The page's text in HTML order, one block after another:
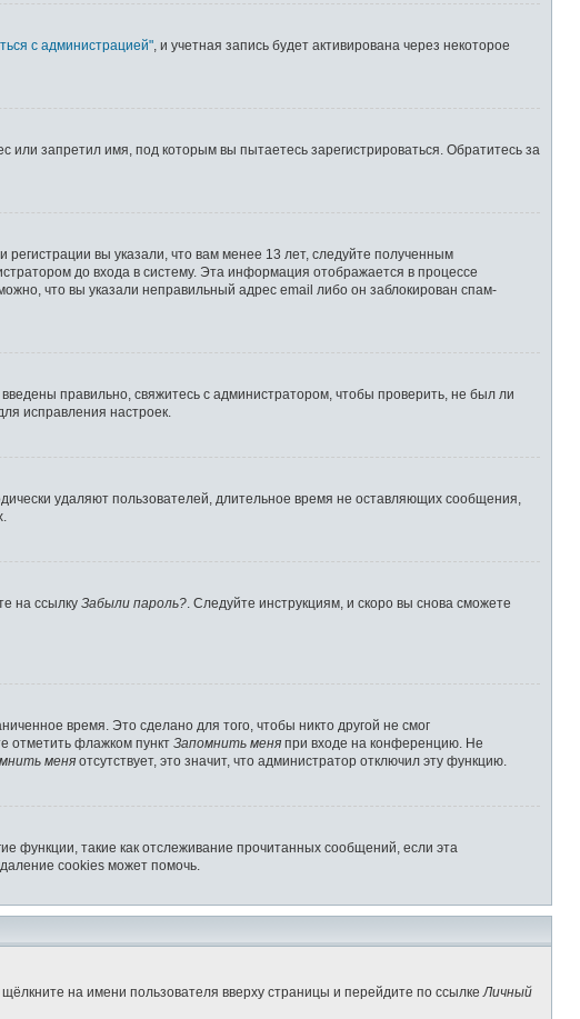
с администрацией" , и учетная запись будет активирована через некоторое
запретил имя, под которым вы пытаетесь зарегистрироваться. Обратитесь за
вы указали, что вам менее 13 лет, следуйте полученным
до входа в систему. Эта информация отображается в процессе
что вы указали неправильный адрес email либо он заблокирован спам-
правильно, свяжитесь с администратором, чтобы проверить, не был ли
исправления настроек.
удаляют пользователей, длительное время не оставляющих сообщения,
на ссылку Забыли пароль? . Следуйте инструкциям, и скоро вы снова сможете
время. Это сделано для того, чтобы никто другой не смог
отметить флажком пункт Запомнить меня при входе на конференцию. Не
меня отсутствует, это значит, что администратор отключил эту функцию.
функции, такие как отслеживание прочитанных сообщений, если эта
cookies может помочь.
на имени пользователя вверху страницы и перейдите по ссылке Личный